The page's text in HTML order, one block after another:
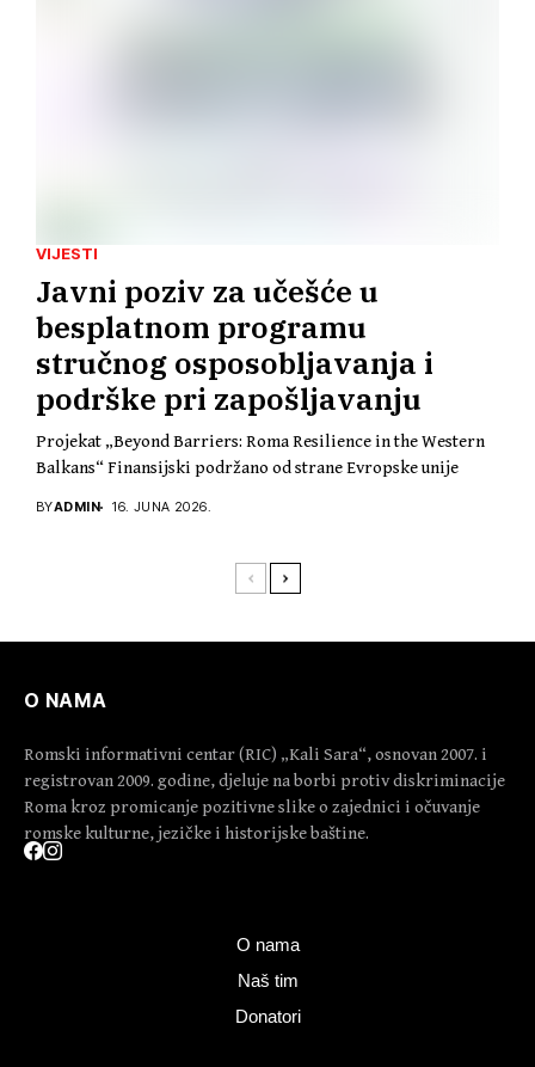
VIJESTI
Javni poziv za učešće u
besplatnom programu
stručnog osposobljavanja i
podrške pri zapošljavanju
Projekat „Beyond Barriers: Roma Resilience in the Western
Balkans“ Finansijski podržano od strane Evropske unije
BYADMIN 16. JUNA 2026.
O NAMA
Romski informativni centar (RIC) „Kali Sara“, osnovan 2007. i
registrovan 2009. godine, djeluje na borbi protiv diskriminacije
Roma kroz promicanje pozitivne slike o zajednici i očuvanje
romske kulturne, jezičke i historijske baštine.
O nama
Naš tim
Donatori